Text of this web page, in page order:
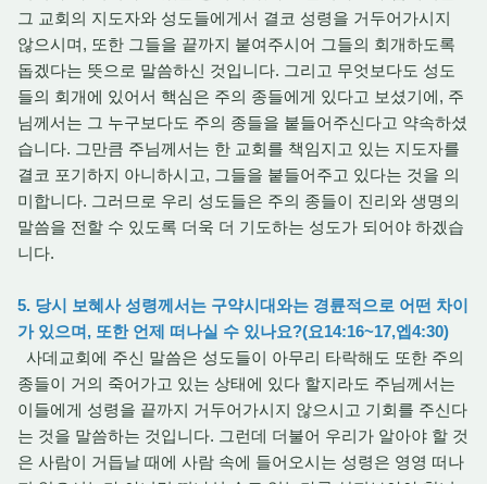
그 교회의 지도자와 성도들에게서 결코 성령을 거두어가시지
않으시며, 또한 그들을 끝까지 붙여주시어 그들의 회개하도록
돕겠다는 뜻으로 말씀하신 것입니다. 그리고 무엇보다도 성도
들의 회개에 있어서 핵심은 주의 종들에게 있다고 보셨기에, 주
님께서는 그 누구보다도 주의 종들을 붙들어주신다고 약속하셨
습니다. 그만큼 주님께서는 한 교회를 책임지고 있는 지도자를
결코 포기하지 아니하시고, 그들을 붙들어주고 있다는 것을 의
미합니다. 그러므로 우리 성도들은 주의 종들이 진리와 생명의
말씀을 전할 수 있도록 더욱 더 기도하는 성도가 되어야 하겠습
니다.
5. 당시 보혜사 성령께서는 구약시대와는 경륜적으로 어떤 차이
가 있으며, 또한 언제 떠나실 수 있나요?(요14:16~17,엡4:30)
사데교회에 주신 말씀은 성도들이 아무리 타락해도 또한 주의
종들이 거의 죽어가고 있는 상태에 있다 할지라도 주님께서는
이들에게 성령을 끝까지 거두어가시지 않으시고 기회를 주신다
는 것을 말씀하는 것입니다. 그런데 더불어 우리가 알아야 할 것
은 사람이 거듭날 때에 사람 속에 들어오시는 성령은 영영 떠나